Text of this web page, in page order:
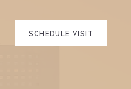
SCHEDULE VISIT